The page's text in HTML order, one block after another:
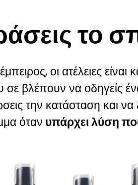
το
οι ατέλειες
βλέπουν να οδηγείς
την κατάσταση και να
όταν υπάρχει λύση